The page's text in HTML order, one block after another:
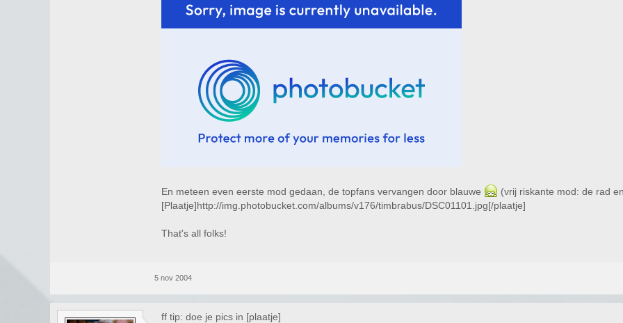
En meteen even eerste mod gedaan, de topfans vervangen door blauwe
(vrij riskante mod: de rad
[Plaatje]http://img.photobucket.com/albums/v176/timbrabus/DSC01101.jpg[/plaatje]
That's all folks!
5 nov 2004
ff tip: doe je pics in [plaatje]